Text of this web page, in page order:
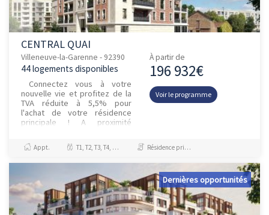
CENTRAL QUAI
Villeneuve-la-Garenne - 92390
44 logements disponibles
Connectez vous à votre
nouvelle vie et profitez de la
TVA réduite à 5,5% pour
l'achat de votre résidence
principale ! A proximité
Seine et du centre-ville, Ce...
À partir de
196 932€
Voir le programme
Appt. T1, T2, T3, T4, T5, T6 Résidence principale / PTZ
Dernières opportunités